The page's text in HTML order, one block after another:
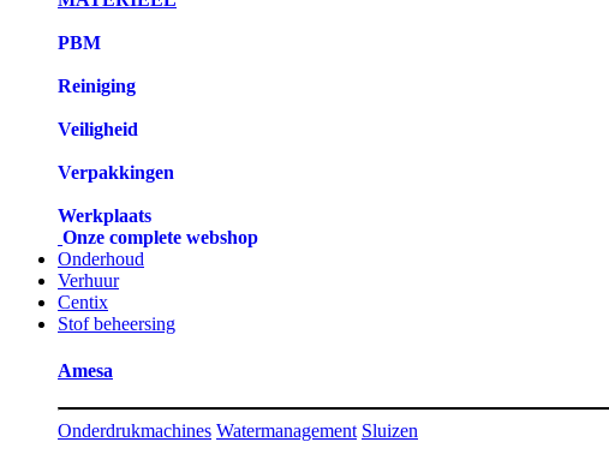
PBM
Reiniging
Veiligheid
Verpakkingen
Werkplaats
Onze complete webshop
Onderhoud
Verhuur
Centix
Stof beheersing
Amesa
Onderdrukmachines Watermanagement Sluizen